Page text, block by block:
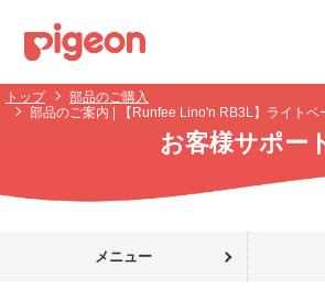
トップ
部品のご購入
部品のご案内 | 【Runfee Lino'n RB3L】ライトベ
お客様サポー
メニュー